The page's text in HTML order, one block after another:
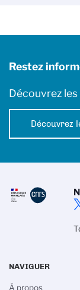
Restez
Découvrez
Découvrez
NAVIGUER
À propos